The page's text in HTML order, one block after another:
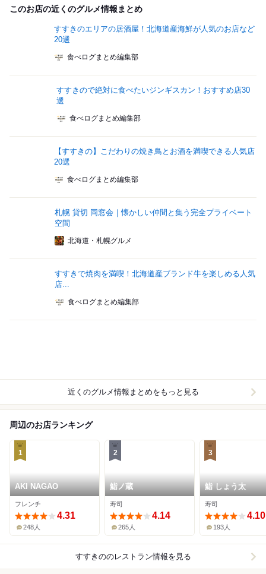
このお店の近くのグルメ情報まとめ
すすきのエリアの居酒屋！北海道産海鮮が人気のお店など
20選
食べログまとめ編集部
すすきので絶対に食べたいジンギスカン！おすすめ店30
選
食べログまとめ編集部
【すすきの】こだわりの焼き鳥とお酒を満喫できる人気店
20選
食べログまとめ編集部
札幌 貸切 同窓会｜懐かしい仲間と集う完全プライベート
空間
北海道・札幌グルメ
すすきで焼肉を満喫！北海道産ブランド牛を楽しめる人気
店...
食べログまとめ編集部
近くのグルメ情報まとめをもっと見る
周辺のお店ランキング
1
AKI NAGAO
フレンチ
4.31
248人
2
鮨ノ蔵
寿司
4.14
265人
3
鮨 しょう太
寿司
4.10
193人
すすきののレストラン情報を見る